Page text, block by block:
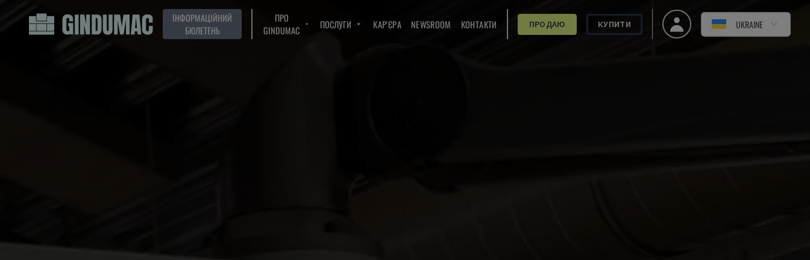
ІНФОРМАЦІЙНИЙ
БЮЛЕТЕНЬ
ПРО
GINDUMAC
ПОСЛУГИ КАР'ЄРА NEWSROOM КОНТАКТИ ПРОДАЮ КУПИТИ UKRAINE